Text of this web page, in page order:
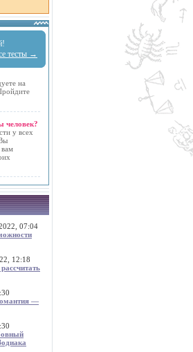
тесты →
на
человек?
у всех
вам
2022, 07:04
12:18
—